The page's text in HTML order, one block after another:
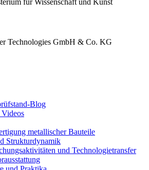
für Wissenschaft und Kunst
Technologies GmbH & Co. KG
Blog
Videos
metallischer Bauteile
Strukturdynamik
und Technologietransfer